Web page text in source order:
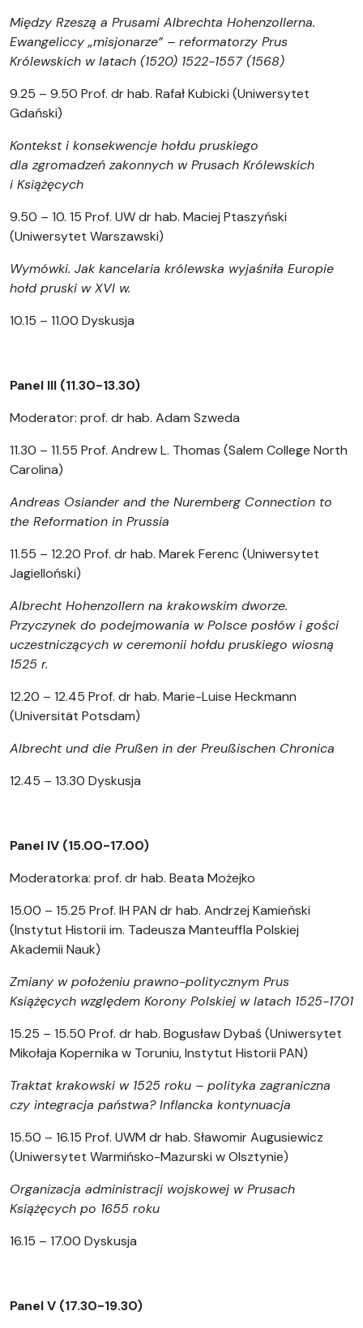
Między Rzeszą a Prusami Albrechta Hohenzollerna.
Ewangeliccy „misjonarze” – reformatorzy Prus
Królewskich w latach (1520) 1522-1557 (1568)
9.25 – 9.50 Prof. dr hab. Rafał Kubicki (Uniwersytet
Gdański)
Kontekst i konsekwencje hołdu pruskiego
dla zgromadzeń zakonnych w Prusach Królewskich
i Książęcych
9.50 – 10. 15 Prof. UW dr hab. Maciej Ptaszyński
(Uniwersytet Warszawski)
Wymówki. Jak kancelaria królewska wyjaśniła Europie
hołd pruski w XVI w.
10.15 – 11.00 Dyskusja
Panel III (11.30-13.30)
Moderator: prof. dr hab. Adam Szweda
11.30 – 11.55 Prof. Andrew L. Thomas (Salem College North
Carolina)
Andreas Osiander and the Nuremberg Connection to
the Reformation in Prussia
11.55 – 12.20 Prof. dr hab. Marek Ferenc (Uniwersytet
Jagielloński)
Albrecht Hohenzollern na krakowskim dworze.
Przyczynek do podejmowania w Polsce posłów i gości
uczestniczących w ceremonii hołdu pruskiego wiosną
1525 r.
12.20 – 12.45 Prof. dr hab. Marie-Luise Heckmann
(Universität Potsdam)
Albrecht und die Prußen in der Preußischen Chronica
12.45 – 13.30 Dyskusja
Panel IV (15.00-17.00)
Moderatorka: prof. dr hab. Beata Możejko
15.00 – 15.25 Prof. IH PAN dr hab. Andrzej Kamieński
(Instytut Historii im. Tadeusza Manteuffla Polskiej
Akademii Nauk)
Zmiany w położeniu prawno-politycznym Prus
Książęcych względem Korony Polskiej w latach 1525-1701
15.25 – 15.50 Prof. dr hab. Bogusław Dybaś (Uniwersytet
Mikołaja Kopernika w Toruniu, Instytut Historii PAN)
Traktat krakowski w 1525 roku – polityka zagraniczna
czy integracja państwa? Inflancka kontynuacja
15.50 – 16.15 Prof. UWM dr hab. Sławomir Augusiewicz
(Uniwersytet Warmińsko-Mazurski w Olsztynie)
Organizacja administracji wojskowej w Prusach
Książęcych po 1655 roku
16.15 – 17.00 Dyskusja
Panel V (17.30-19.30)